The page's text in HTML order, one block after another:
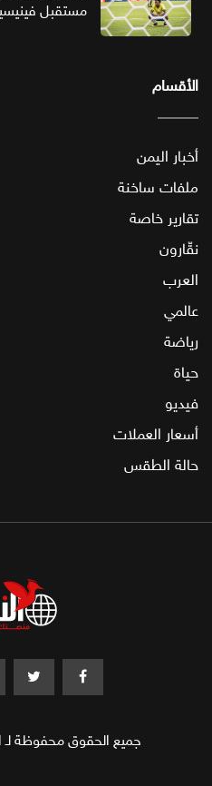
مستقبل
الأقسام
أخبار اليمن
ملفات ساخنة
تقارير خاصة
نقّارون
العرب
عالمي
رياضة
حياة
فيديو
أسعار العملات
حالة الطقس
جميع الحقوق محفوظة لـ النقار ©